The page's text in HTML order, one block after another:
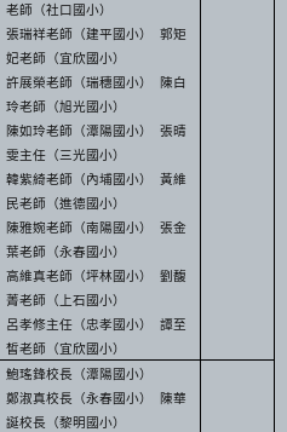
老師（社口國小）
張瑞祥老師（建平國小）
郭矩
妃老師（宜欣國小）
許展榮老師（瑞穗國小）
陳白
玲老師（旭光國小）
陳如玲老師（潭陽國小）
張晴
雯主任（三光國小）
韓紫綺老師（內埔國小）
黃維
民老師（進德國小）
陳雅婉老師 （南陽國小）
張金
葉老師（永春國小）
高維真老師（坪林國小）
劉馥
菁老師（上石國小）
呂孝修主任（忠孝國小）
譚至
皙老師（宜欣國小）
鮑瑤鋒校長（潭陽國小）
鄭淑真校長（永春國小）
陳華
誕校長（黎明國小）